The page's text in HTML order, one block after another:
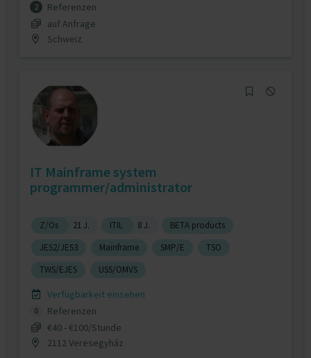
2
Referenzen
auf Anfrage
Schweiz
IT Mainframe system
programmer/administrator
Z/Os 21 J. ITIL 8 J.
BETA products
JES2/JES3
Mainframe SMP/E
TSO
TWS/EJES
USS/OMVS
Verfügbarkeit einsehen
0
Referenzen
€40 - €100/Stunde
2112 Veresegyház